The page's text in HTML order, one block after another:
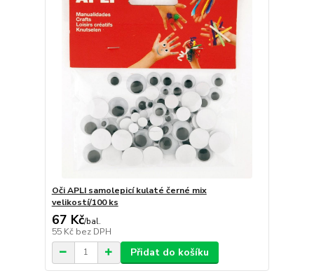
Oči APLI samolepicí kulaté černé mix
velikostí/100 ks
67 Kč/bal.
55 Kč bez DPH
Přidat do košíku